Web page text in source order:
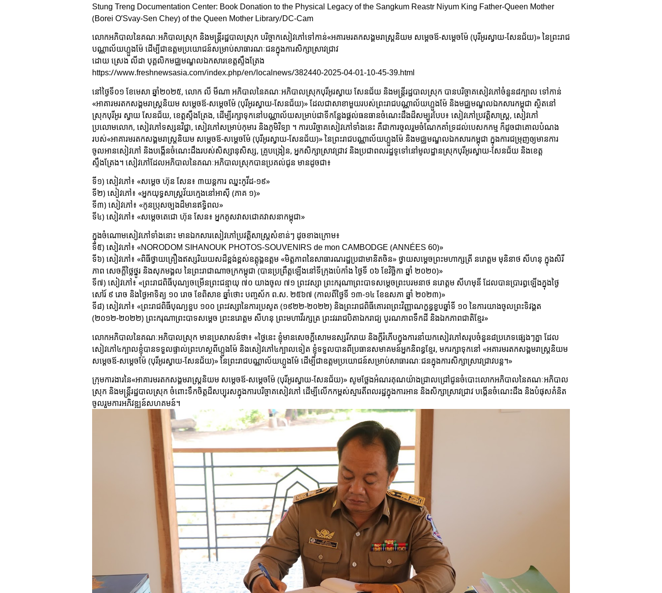
Stung Treng Documentation Center: Book Donation to the Physical Legacy of the Sangkum Reastr Niyum King Father-Queen Mother
(Borei O’Svay-Sen Chey) of the Queen Mother Library/DC-Cam
លោកអភិបាលនៃគណៈអភិបាលស្រុក និងមន្រ្តីរដ្ឋបាលស្រុក បរិច្ចាកសៀវភៅទៅកាន់«អគារមរតកសង្គមរាស្ត្រនិយម សម្តេចឪ-សម្តេចម៉ែ (បុរីអូរស្វាយ-សែនជ័យ)» នៃព្រះរាជ
បណ្ណាល័យហ្លួងម៉ែ ដើម្បីជាឧត្តមប្រយោជន៍សម្រាប់សាធារណៈជនក្នុងការសិក្សាស្រាវជ្រាវ
ដោយ ស្រេង លីដា បុគ្គលិកមជ្ឈមណ្ឌលឯកសារខេត្តស្ទឹងត្រែង
https://www.freshnewsasia.com/index.php/en/localnews/382440-2025-04-01-10-45-39.html
នៅថ្ងៃទី០១ ខែមេសា ឆ្នាំ២០២៥, លោក លី មីណា អភិបាលនៃគណៈអភិបាលស្រុកបុរីអូរស្វាយ សែនជ័យ និងមន្រ្តីរដ្ឋបាលស្រុក បានបរិច្ចាគសៀវភៅចំនួន៨ក្បាល ទៅកាន់
«អាគារមរតកសង្គមរាស្រ្តនិយម សម្តេចឪ-សម្តេចម៉ែ (បុរីអូរស្វាយ-សែនជ័យ)» ដែលជាសាខាមួយរបស់ព្រះរាជបណ្ណាល័យហ្លួងម៉ែ និងមជ្ឈមណ្ឌលឯកសារកម្ពុជា ស្ថិតនៅ
ស្រុកបុរីអូរ ស្វាយ សែនជ័យ, ខេត្តស្ទឹងត្រែង, ដើម្បីរក្សាទុកនៅបណ្ណាល័យសម្រាប់ជាទីកន្លែងផ្តល់ធនធានចំណេះដឹងដ៏សម្បូរបែប៖ សៀវភៅប្រវត្តិសាស្រ្ត, សៀវភៅ
ប្រលោមលោក, សៀវភៅទស្សនវិជ្ជា, សៀវភៅសម្រាប់កុមារ និងភូមិវិទ្យា ។ ការបរិច្ចាគសៀវភៅទាំងនេះ គឺជាការចូលរួមចំណែកគាំទ្រដល់បេសកកម្ម ក៏ដូចជាគោលបំណង
របស់«អាគារមរតកសង្គមរាស្រ្តនិយម សម្តេចឪ-សម្តេចម៉ែ (បុរីអូរស្វាយ-សែនជ័យ)» នៃព្រះរាជបណ្ណាល័យហ្លួងម៉ែ និងមជ្ឈមណ្ឌលឯកសារកម្ពុជា ក្នុងការជម្រុញឲ្យមានការ
ចូលអានសៀវភៅ និងបង្កើនចំណេះដឹងរបស់សិស្សានុសិស្ស, គ្រូបង្រៀន, អ្នកសិក្សាស្រាវជ្រាវ និងប្រជាពលរដ្ឋទូទៅនៅមូលដ្ឋានស្រុកបុរីអូរស្វាយ-សែនជ័យ និងខេត្ត
ស្ទឹងត្រែង។ សៀវភៅដែលអភិបាលនៃគណៈអភិបាលស្រុកបានប្រគល់ជូន មានដូចជា៖
ទី១) សៀវភៅ៖ «សម្ដេច ហ៊ុន សែន៖ ៣យន្តការ ឈ្នះកូវីដ-១៩»
ទី២) សៀវភៅ៖ «អ្នកយុទ្ធសាស្ត្រវ័យក្មេងនៅអាស៊ី (ភាគ ១)»
ទី៣) សៀវភៅ៖ «កូនប្រុសច្បងដ៏មានឥទ្ធិពល»
ទី៤) សៀវភៅ៖ «សម្ដេចតេជោ ហ៊ុន សែន៖ អ្នកគូសវាសជោគវាសនាកម្ពុជា»
ក្នុងចំណោមសៀវភៅទាំងនោះ មានឯកសារសៀវភៅប្រវត្តិសាស្ត្រសំខាន់ៗ ដូចខាងក្រោម៖
ទី៥) សៀវភៅ៖ «NORODOM SIHANOUK PHOTOS-SOUVENIRS de mon CAMBODGE (ANNÉES 60)»
ទី៦) សៀវភៅ៖ «ពិធីថ្វាយគ្រឿងឥស្សរិយយសដ៏ខ្ពង់ខ្ពស់ឧត្តុង្គឧត្តម «មិត្តភាពនៃសាធារណរដ្ឋប្រជាមានិតចិន» ថ្វាយសម្តេចព្រះមហាក្សត្រី នរោត្តម មុនិនាថ សីហនុ ក្នុងសិរី
ភាព សេចក្តីថ្លៃថ្នូរ និងសុភមង្គល នៃព្រះរាជាណាចក្រកម្ពុជា (បានប្រព្រឹត្តឡើងនៅទីក្រុងប៉េកាំង ថ្ងៃទី ០៦ ខែវិច្ឆិកា ឆ្នាំ ២០២០)»
ទី៧) សៀវភៅ៖ «ព្រះរាជពិធីបុណ្យចម្រើនព្រះជន្មាយុ ៧០ យាងចូល ៧១ ព្រះវស្សា ព្រះករុណាព្រះបាទសម្ដេចព្រះបរមនាថ នរោត្តម សីហមុនី ដែលបានប្រារព្ធឡើងក្នុងថ្ងៃ
សៅរ៍ ៩ រោច និងថ្ងៃអាទិត្យ ១០ រោច ខែពិសាខ ឆ្នាំថោះ បញ្ចស័ក ព.ស. ២៥៦៧ (កាលពីថ្ងៃទី ១៣-១៤ ខែឧសភា ឆ្នាំ ២០២៣)»
ទី៨) សៀវភៅ៖ «ព្រះរាជពិធីបុណ្យខួប ១០០ ព្រះវស្សានៃការប្រសូត (១៩២២-២០២២) និងព្រះរាជពិធីគោរពព្រះវិញ្ញាណក្ខន្ធខួបឆ្នាំទី ១០ នៃការយាងចូលព្រះទិវង្គត
(២០១២-២០២២) ព្រះករុណាព្រះបាទសម្ដេច ព្រះនរោត្តម សីហនុ ព្រះមហាវីរក្សត្រ ព្រះវររាជបិតាឯករាជ្យ បូរណភាពទឹកដី និងឯកភាពជាតិខ្មែរ»
លោកអភិបាលនៃគណៈអភិបាលស្រុក មានប្រសាសន៍ថា៖ «ថ្ងៃនេះ ខ្ញុំមានសេចក្ដីសោមនស្សរីករាយ និងក្ដីរំភើបក្នុងការនាំយកសៀវភៅសរុបចំនួន៨ប្រភេទផ្សេងៗគ្នា ដែល
សៀវភៅ៤ក្បាលខ្ញុំបានទទួលផ្ទាល់ព្រះហស្ថពីហ្លួងម៉ែ និងសៀវភៅ៤ក្បាលទៀត ខ្ញុំទទួលបានពីប្រធានសមាគមន៍អ្នកនិពន្ធខ្មែរ, មករក្សាទុកនៅ «អគារមរតកសង្គមរាស្ត្រនិយម
សម្តេចឪ-សម្តេចម៉ែ (បុរីអូរស្វាយ-សែនជ័យ)» នៃព្រះរាជបណ្ណាល័យហ្លួងម៉ែ ដើម្បីជាឧត្តមប្រយោជន៍សម្រាប់សាធារណៈជនក្នុងការសិក្សាស្រាវជ្រាវបន្ត។»
ក្រុមការងារនៃ«អាគារមរតកសង្គមរាស្រ្តនិយម សម្តេចឪ-សម្តេចម៉ែ (បុរីអូរស្វាយ-សែនជ័យ)» សូមថ្លែងអំណរគុណយ៉ាងជ្រាលជ្រៅជូនចំបោះលោកអភិបាលនៃគណៈអភិបាល
ស្រុក និងមន្រ្តីរដ្ឋបាលស្រុក ចំពោះទឹកចិត្តដ៏សប្បុរសក្នុងការបរិច្ចាគសៀវភៅ ដើម្បីលើកកម្ពស់ស្មារតីពលរដ្ឋក្នុងការអាន និងសិក្សាស្រាវជ្រាវ បង្កើនចំណេះដឹង និងបំផុសគំនិត
ចូលរួមការអភិវឌ្ឍន៍សហគមន៍។